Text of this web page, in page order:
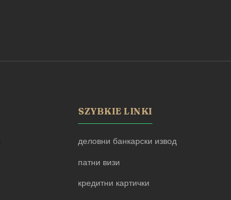
SZYBKIE LINKI
деловни банкарски извод
патни визи
кредитни картички